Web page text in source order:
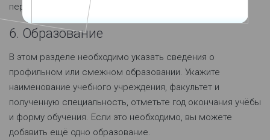
перечислить обязанности и достижения.
6. Образование
В этом разделе необходимо указать сведения о
профильном или смежном образовании. Укажите
наименование учебного учреждения, факультет и
полученную специальность, отметьте год окончания учёбы
и форму обучения. Если это необходимо, вы можете
добавить ещё одно образование.